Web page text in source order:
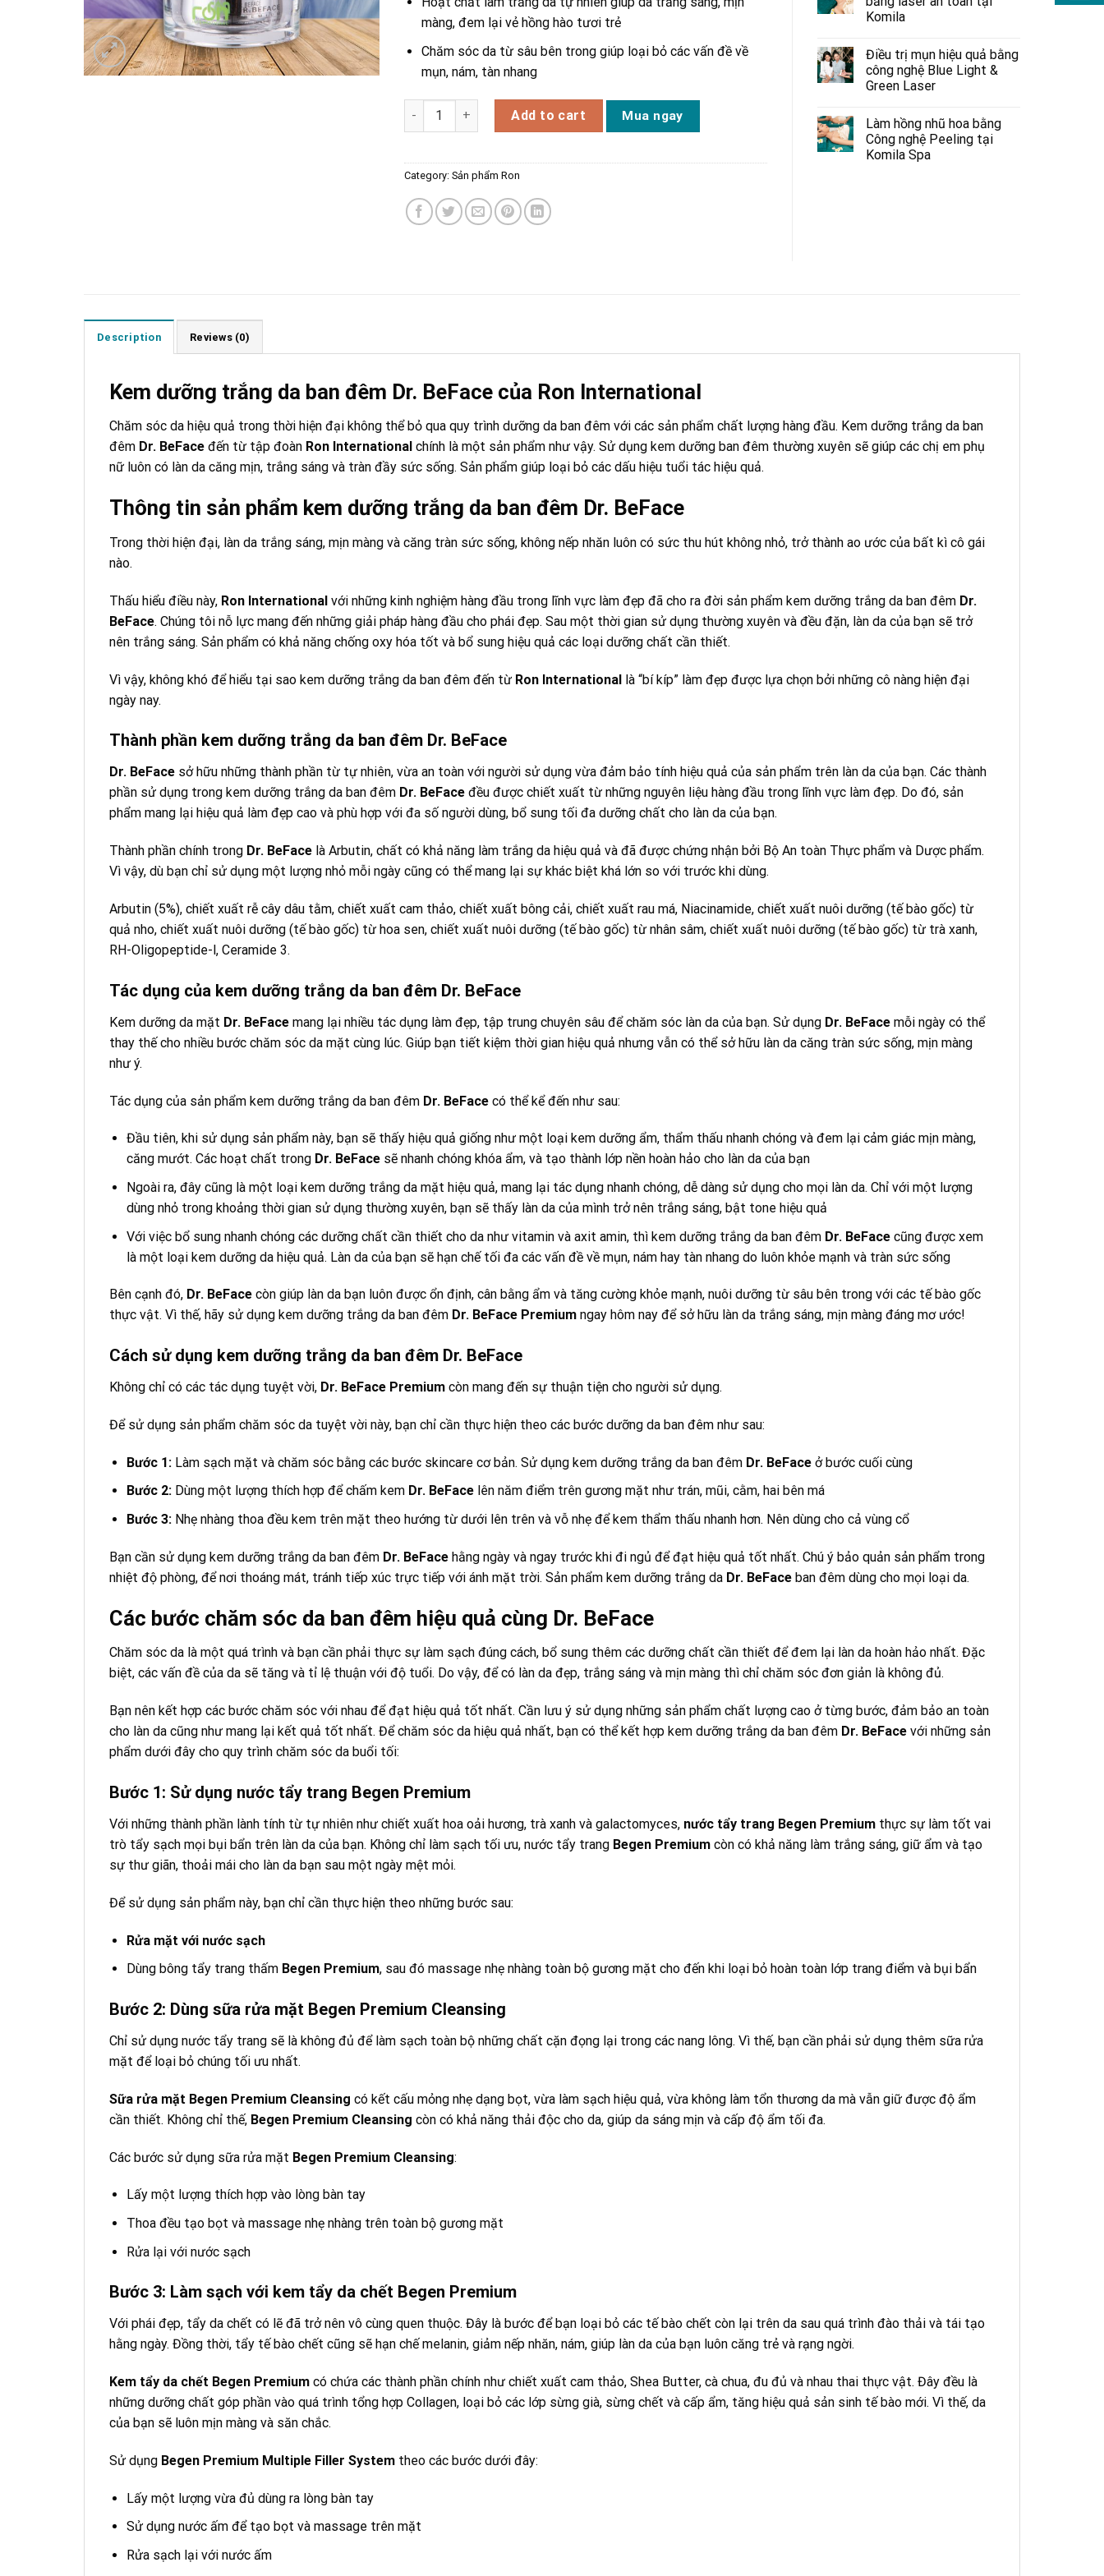
màng, đem lại vẻ hồng hào tươi trẻ
Chăm sóc da từ sâu bên trong giúp loại bỏ các vấn đề về
mụn, nám, tàn nhang
Kem Dưỡng Trắng Da Ban Đêm Dr. BeFace quantity
Add to cart Mua ngay
Category: Sản phẩm Ron
Komila
Điều trị mụn hiệu quả bằng
công nghệ Blue Light &
Green Laser
Làm hồng nhũ hoa bằng
Công nghệ Peeling tại
Komila Spa
Description Reviews (0)
Kem dưỡng trắng da ban đêm Dr. BeFace của Ron International
Chăm sóc da hiệu quả trong thời hiện đại không thể bỏ qua quy trình dưỡng da ban đêm với các sản phẩm chất lượng hàng đầu. Kem dưỡng trắng da ban
đêm Dr. BeFace đến từ tập đoàn Ron International chính là một sản phẩm như vậy. Sử dụng kem dưỡng ban đêm thường xuyên sẽ giúp các chị em phụ
nữ luôn có làn da căng mịn, trắng sáng và tràn đầy sức sống. Sản phẩm giúp loại bỏ các dấu hiệu tuổi tác hiệu quả.
Thông tin sản phẩm kem dưỡng trắng da ban đêm Dr. BeFace
Trong thời hiện đại, làn da trắng sáng, mịn màng và căng tràn sức sống, không nếp nhăn luôn có sức thu hút không nhỏ, trở thành ao ước của bất kì cô gái
nào.
Thấu hiểu điều này, Ron International với những kinh nghiệm hàng đầu trong lĩnh vực làm đẹp đã cho ra đời sản phẩm kem dưỡng trắng da ban đêm Dr.
BeFace. Chúng tôi nỗ lực mang đến những giải pháp hàng đầu cho phái đẹp. Sau một thời gian sử dụng thường xuyên và đều đặn, làn da của bạn sẽ trở
nên trắng sáng. Sản phẩm có khả năng chống oxy hóa tốt và bổ sung hiệu quả các loại dưỡng chất cần thiết.
Vì vậy, không khó để hiểu tại sao kem dưỡng trắng da ban đêm đến từ Ron International là “bí kíp” làm đẹp được lựa chọn bởi những cô nàng hiện đại
ngày nay.
Thành phần kem dưỡng trắng da ban đêm Dr. BeFace
Dr. BeFace sở hữu những thành phần từ tự nhiên, vừa an toàn với người sử dụng vừa đảm bảo tính hiệu quả của sản phẩm trên làn da của bạn. Các thành
phần sử dụng trong kem dưỡng trắng da ban đêm Dr. BeFace đều được chiết xuất từ những nguyên liệu hàng đầu trong lĩnh vực làm đẹp. Do đó, sản
phẩm mang lại hiệu quả làm đẹp cao và phù hợp với đa số người dùng, bổ sung tối đa dưỡng chất cho làn da của bạn.
Thành phần chính trong Dr. BeFace là Arbutin, chất có khả năng làm trắng da hiệu quả và đã được chứng nhận bởi Bộ An toàn Thực phẩm và Dược phẩm.
Vì vậy, dù bạn chỉ sử dụng một lượng nhỏ mỗi ngày cũng có thể mang lại sự khác biệt khá lớn so với trước khi dùng.
Arbutin (5%), chiết xuất rễ cây dâu tằm, chiết xuất cam thảo, chiết xuất bông cải, chiết xuất rau má, Niacinamide, chiết xuất nuôi dưỡng (tế bào gốc) từ
quả nho, chiết xuất nuôi dưỡng (tế bào gốc) từ hoa sen, chiết xuất nuôi dưỡng (tế bào gốc) từ nhân sâm, chiết xuất nuôi dưỡng (tế bào gốc) từ trà xanh,
RH-Oligopeptide-l, Ceramide 3.
Tác dụng của kem dưỡng trắng da ban đêm Dr. BeFace
Kem dưỡng da mặt Dr. BeFace mang lại nhiều tác dụng làm đẹp, tập trung chuyên sâu để chăm sóc làn da của bạn. Sử dụng Dr. BeFace mỗi ngày có thể
thay thế cho nhiều bước chăm sóc da mặt cùng lúc. Giúp bạn tiết kiệm thời gian hiệu quả nhưng vẫn có thể sở hữu làn da căng tràn sức sống, mịn màng
như ý.
Tác dụng của sản phẩm kem dưỡng trắng da ban đêm Dr. BeFace có thể kể đến như sau:
Đầu tiên, khi sử dụng sản phẩm này, bạn sẽ thấy hiệu quả giống như một loại kem dưỡng ẩm, thẩm thấu nhanh chóng và đem lại cảm giác mịn màng,
căng mướt. Các hoạt chất trong Dr. BeFacesẽ nhanh chóng khóa ẩm, và tạo thành lớp nền hoàn hảo cho làn da của bạn
Ngoài ra, đây cũng là một loại kem dưỡng trắng da mặt hiệu quả, mang lại tác dụng nhanh chóng, dễ dàng sử dụng cho mọi làn da. Chỉ với một lượng
dùng nhỏ trong khoảng thời gian sử dụng thường xuyên, bạn sẽ thấy làn da của mình trở nên trắng sáng, bật tone hiệu quả
Với việc bổ sung nhanh chóng các dưỡng chất cần thiết cho da như vitamin và axit amin, thì kem dưỡng trắng da ban đêm Dr. BeFacecũng được xem
là một loại kem dưỡng da hiệu quả. Làn da của bạn sẽ hạn chế tối đa các vấn đề về mụn, nám hay tàn nhang do luôn khỏe mạnh và tràn sức sống
Bên cạnh đó, Dr. BeFace còn giúp làn da bạn luôn được ổn định, cân bằng ẩm và tăng cường khỏe mạnh, nuôi dưỡng từ sâu bên trong với các tế bào gốc
thực vật. Vì thế, hãy sử dụng kem dưỡng trắng da ban đêm Dr. BeFace Premium ngay hôm nay để sở hữu làn da trắng sáng, mịn màng đáng mơ ước!
Cách sử dụng kem dưỡng trắng da ban đêm Dr. BeFace
Không chỉ có các tác dụng tuyệt vời, Dr. BeFace Premium còn mang đến sự thuận tiện cho người sử dụng.
Để sử dụng sản phẩm chăm sóc da tuyệt vời này, bạn chỉ cần thực hiện theo các bước dưỡng da ban đêm như sau:
Bước 1:Làm sạch mặt và chăm sóc bằng các bước skincare cơ bản. Sử dụng kem dưỡng trắng da ban đêm Dr. BeFaceở bước cuối cùng
Bước 2:Dùng một lượng thích hợp để chấm kem Dr. BeFacelên năm điểm trên gương mặt như trán, mũi, cằm, hai bên má
Bước 3:Nhẹ nhàng thoa đều kem trên mặt theo hướng từ dưới lên trên và vỗ nhẹ để kem thẩm thấu nhanh hơn. Nên dùng cho cả vùng cổ
Bạn cần sử dụng kem dưỡng trắng da ban đêm Dr. BeFace hằng ngày và ngay trước khi đi ngủ để đạt hiệu quả tốt nhất. Chú ý bảo quản sản phẩm trong
nhiệt độ phòng, để nơi thoáng mát, tránh tiếp xúc trực tiếp với ánh mặt trời. Sản phẩm kem dưỡng trắng da Dr. BeFace ban đêm dùng cho mọi loại da.
Các bước chăm sóc da ban đêm hiệu quả cùng Dr. BeFace
Chăm sóc da là một quá trình và bạn cần phải thực sự làm sạch đúng cách, bổ sung thêm các dưỡng chất cần thiết để đem lại làn da hoàn hảo nhất. Đặc
biệt, các vấn đề của da sẽ tăng và tỉ lệ thuận với độ tuổi. Do vậy, để có làn da đẹp, trắng sáng và mịn màng thì chỉ chăm sóc đơn giản là không đủ.
Bạn nên kết hợp các bước chăm sóc với nhau để đạt hiệu quả tốt nhất. Cần lưu ý sử dụng những sản phẩm chất lượng cao ở từng bước, đảm bảo an toàn
cho làn da cũng như mang lại kết quả tốt nhất. Để chăm sóc da hiệu quả nhất, bạn có thể kết hợp kem dưỡng trắng da ban đêm Dr. BeFace với những sản
phẩm dưới đây cho quy trình chăm sóc da buổi tối:
Bước 1: Sử dụng nước tẩy trang Begen Premium
Với những thành phần lành tính từ tự nhiên như chiết xuất hoa oải hương, trà xanh và galactomyces, nước tẩy trang Begen Premium thực sự làm tốt vai
trò tẩy sạch mọi bụi bẩn trên làn da của bạn. Không chỉ làm sạch tối ưu, nước tẩy trang Begen Premium còn có khả năng làm trắng sáng, giữ ẩm và tạo
sự thư giãn, thoải mái cho làn da bạn sau một ngày mệt mỏi.
Để sử dụng sản phẩm này, bạn chỉ cần thực hiện theo những bước sau:
Rửa mặt với nước sạch
Dùng bông tẩy trang thấm Begen Premium, sau đó massage nhẹ nhàng toàn bộ gương mặt cho đến khi loại bỏ hoàn toàn lớp trang điểm và bụi bẩn
Bước 2: Dùng sữa rửa mặt Begen Premium Cleansing
Chỉ sử dụng nước tẩy trang sẽ là không đủ để làm sạch toàn bộ những chất cặn đọng lại trong các nang lông. Vì thế, bạn cần phải sử dụng thêm sữa rửa
mặt để loại bỏ chúng tối ưu nhất.
Sữa rửa mặt Begen Premium Cleansing có kết cấu mỏng nhẹ dạng bọt, vừa làm sạch hiệu quả, vừa không làm tổn thương da mà vẫn giữ được độ ẩm
cần thiết. Không chỉ thế, Begen Premium Cleansing còn có khả năng thải độc cho da, giúp da sáng mịn và cấp độ ẩm tối đa.
Các bước sử dụng sữa rửa mặt Begen Premium Cleansing:
Lấy một lượng thích hợp vào lòng bàn tay
Thoa đều tạo bọt và massage nhẹ nhàng trên toàn bộ gương mặt
Rửa lại với nước sạch
Bước 3: Làm sạch với kem tẩy da chết Begen Premium
Với phái đẹp, tẩy da chết có lẽ đã trở nên vô cùng quen thuộc. Đây là bước để bạn loại bỏ các tế bào chết còn lại trên da sau quá trình đào thải và tái tạo
hằng ngày. Đồng thời, tẩy tế bào chết cũng sẽ hạn chế melanin, giảm nếp nhăn, nám, giúp làn da của bạn luôn căng trẻ và rạng ngời.
Kem tẩy da chết Begen Premium có chứa các thành phần chính như chiết xuất cam thảo, Shea Butter, cà chua, đu đủ và nhau thai thực vật. Đây đều là
những dưỡng chất góp phần vào quá trình tổng hợp Collagen, loại bỏ các lớp sừng già, sừng chết và cấp ẩm, tăng hiệu quả sản sinh tế bào mới. Vì thế, da
của bạn sẽ luôn mịn màng và săn chắc.
Sử dụng Begen Premium Multiple Filler System theo các bước dưới đây:
Lấy một lượng vừa đủ dùng ra lòng bàn tay
Sử dụng nước ấm để tạo bọt và massage trên mặt
Rửa sạch lại với nước ấm